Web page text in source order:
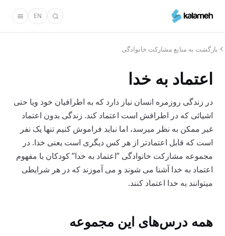
محتوای
EN
بازگشت به منابع مشارکت خانوادگی
اعتماد به خدا
در زندگی روزمره انسان نیاز دارد که به اطرافیان خود ویا حتی
اشیائی که در اطرافش است اعتماد کند. زندگی بدون اعتماد
غیر ممکن به نظر میرسد، اما نباید فراموش کنیم تنها یک نفر
است که قابل اعتمادتر از هر کس دیگری است یعنی خدا. در
مجموعه مشارکت خانوادگی ”اعتماد به خدا” کودکان با مفهوم
اعتماد به خدا آشنا می شوند و می آموزند که در هر شرایطی
میتوانند به خدا اعتماد کنند.
همه درس‌های این مجموعه